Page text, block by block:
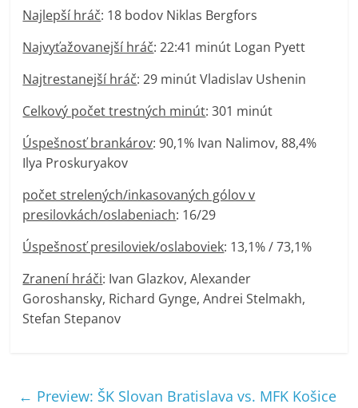
Najlepší hráč: 18 bodov Niklas Bergfors
Najvyťažovanejší hráč: 22:41 minút Logan Pyett
Najtrestanejší hráč: 29 minút Vladislav Ushenin
Celkový počet trestných minút: 301 minút
Úspešnosť brankárov: 90,1% Ivan Nalimov, 88,4%
Ilya Proskuryakov
počet strelených/inkasovaných gólov v
presilovkách/oslabeniach: 16/29
Úspešnosť presiloviek/oslaboviek: 13,1% / 73,1%
Zranení hráči: Ivan Glazkov, Alexander
Goroshansky, Richard Gynge, Andrei Stelmakh,
Stefan Stepanov
← Preview: ŠK Slovan Bratislava vs. MFK Košice